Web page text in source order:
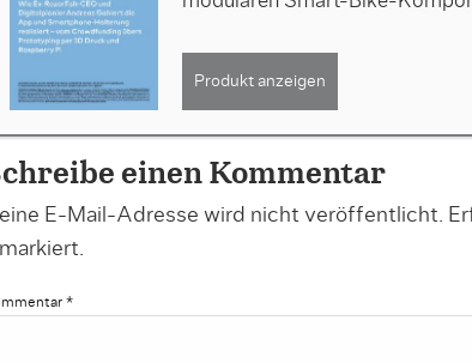
Produkt anzeigen
einen Kommentar
E-Mail-Adresse wird nicht veröffentlicht.
*